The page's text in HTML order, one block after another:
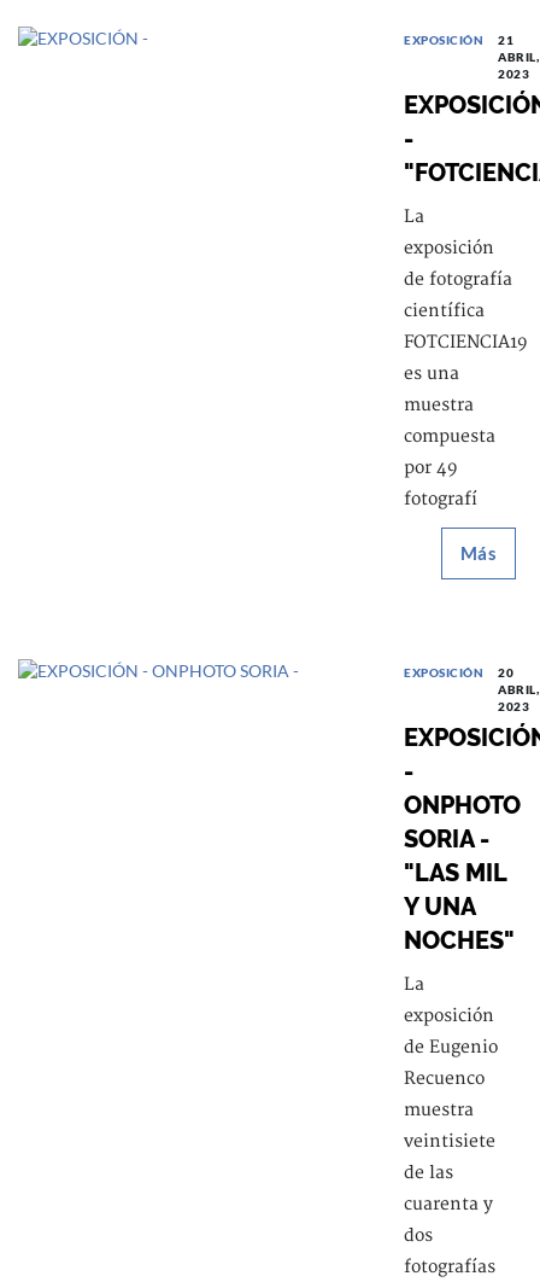
EXPOSICIÓN
21
ABRIL,
2023
-
La
exposición
de fotografía
científica​
FOTCIENCIA19
es una
muestra
compuesta
por 49
fotografí
Más
EXPOSICIÓN
20
ABRIL,
2023
-
ONPHOTO
SORIA -
"LAS MIL
Y UNA
NOCHES"
La
exposición
de Eugenio
Recuenco
muestra
veintisiete
de las
cuarenta y
dos
fotografías